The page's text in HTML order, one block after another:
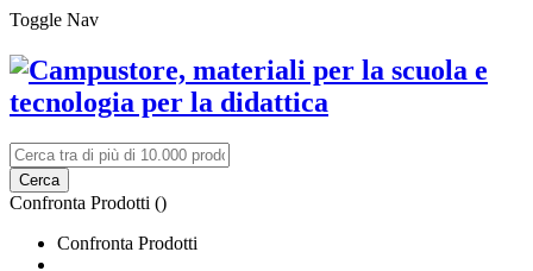
Toggle Nav
Cerca
Confronta Prodotti ()
Confronta Prodotti